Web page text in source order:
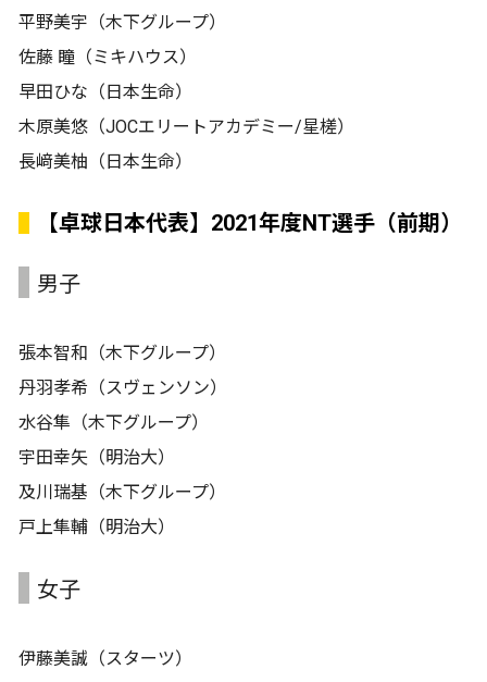
平野美宇（木下グループ）
佐藤 瞳（ミキハウス）
早田ひな（日本生命）
木原美悠（JOCエリートアカデミー/星槎）
長﨑美柚（日本生命）
【卓球日本代表】2021年度NT選手（前期）
男子
張本智和（木下グループ）
丹羽孝希（スヴェンソン）
水谷隼（木下グループ）
宇田幸矢（明治大）
及川瑞基（木下グループ）
戸上隼輔（明治大）
女子
伊藤美誠（スターツ）